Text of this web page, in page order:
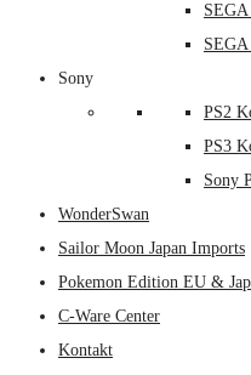
Sony
PS2
PS3
Sony
WonderSwan
Sailor Moon Japan Imports
Pokemon Edition EU &
C-Ware Center
Kontakt